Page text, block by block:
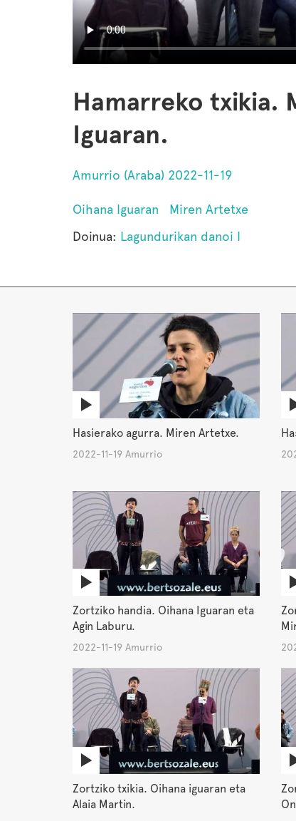
Hamarreko txikia.
Iguaran.
Amurrio (Araba) 2022-11-19
Oihana Iguaran
Miren Artetxe
Doinua: Lagundurikan danoi I
Hasierako agurra. Miren Artetxe.
2022-11-19 Amurrio
Zortziko handia. Oihana Iguaran eta
Agin Laburu.
2022-11-19 Amurrio
Zortziko txikia. Oihana iguaran eta
Alaia Martin.